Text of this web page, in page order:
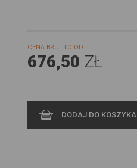
CENA BRUTTO OD
676,50 ZŁ
DODAJ DO KOSZYKA